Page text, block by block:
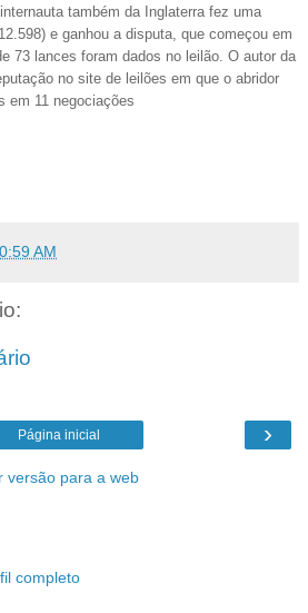
também da Inglaterra fez uma
e ganhou a disputa, que começou em
73 lances foram dados no leilão. O autor da
no site de leilões em que o abridor
em 11 negociações
AM
›
Página inicial
versão para a web
completo